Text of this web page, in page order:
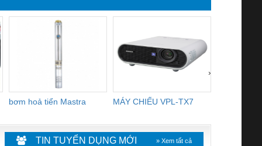
bơm hoả tiển Mastra MÁY CHIẾU VPL-TX7
›
TIN TUYỂN DỤNG MỚI » Xem tất cả